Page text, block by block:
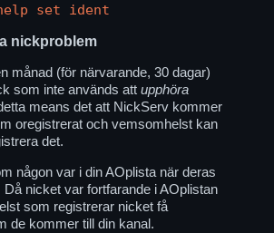
set ident
nickproblem
månad (för närvarande, 30 dagar)
som inte används attupphöra
means det att NickServ kommer
oregistrerat och vemsomhelst kan
det.
någon var i din AOplista när deras
Då nicket var fortfarande i AOplistan
som registrerar nicket få
de kommer till din kanal.